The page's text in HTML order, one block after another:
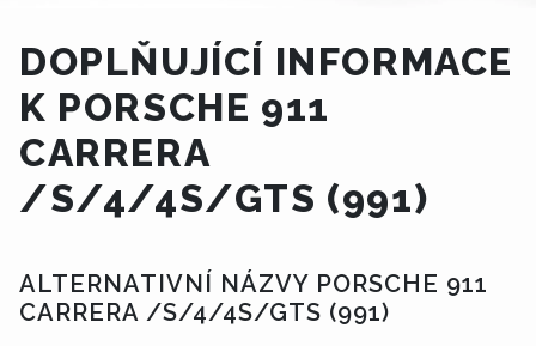
DOPLŇUJÍCÍ INFORMACE
K PORSCHE 911
CARRERA
/S/4/4S/GTS (991)
ALTERNATIVNÍ NÁZVY PORSCHE 911
CARRERA /S/4/4S/GTS (991)